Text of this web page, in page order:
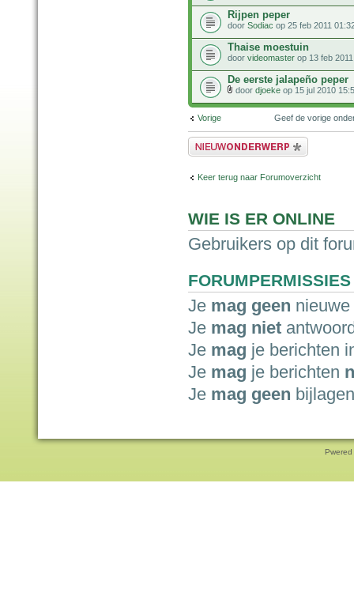
Rijpen peper
door Sodiac op 25 feb 2011
Thaise moestuin
door videomaster op 13 feb
De eerste jalapeño peper
door djoeke op 15 jul 2010
Vorige Geef de vorige
Plaats een nieuw bericht
Keer terug naar Forumoverzicht
WIE IS ER ONLINE
Gebruikers op dit
FORUMPERMISSIES
Je mag geen
Je mag niet
Je mag je berichten
Je mag je berichten
Je mag geen